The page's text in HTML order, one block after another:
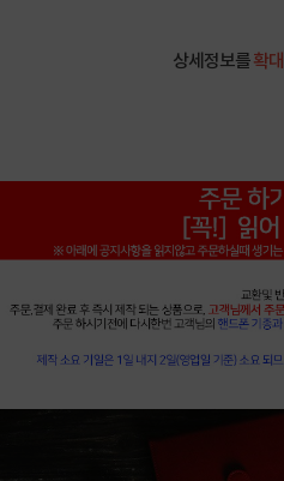
상세정보를확대